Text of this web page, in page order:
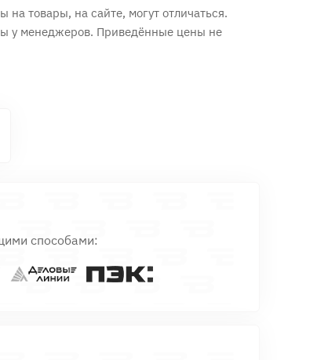
товары, на сайте, могут отличаться.
у менеджеров. Приведённые цены не
способами: